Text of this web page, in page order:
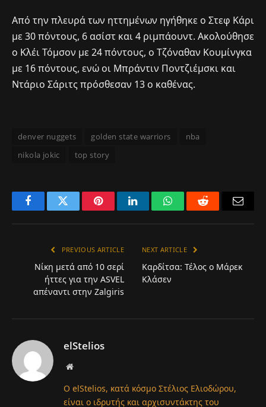
Από την πλευρά των ηττημένων ηγήθηκε ο Στεφ Κάρι
με 30 πόντους, 6 ασίστ και 4 ριμπάουντ. Ακολούθησε
ο Κλέι Τόμσον με 24 πόντους, ο Τζόναθαν Κουμίνγκα
με 16 πόντους, ενώ οι Μπράντιν Ποντζιέμσκι και
Ντάριο Σάριτς πρόσθεσαν 13 ο καθένας.
denver nuggets golden state warriors
nba
nikola jokic
top story
FacebookTwitter PinterestLinkedInWhatsAppReddit Email
PREVIOUS ARTICLE
Νίκη μετά από 10 σερί
ήττες για την ASVEL
απέναντι στην Zalgiris
NEXT ARTICLE
Καρδίτσα: Τέλος ο Μάρεκ
Κλάσεν
elStelios
Website
Ο elStelios, κατά κόσμο Στέλιος Ελιοδώρου,
είναι ο ιδρυτής και αρχισυντάκτης του